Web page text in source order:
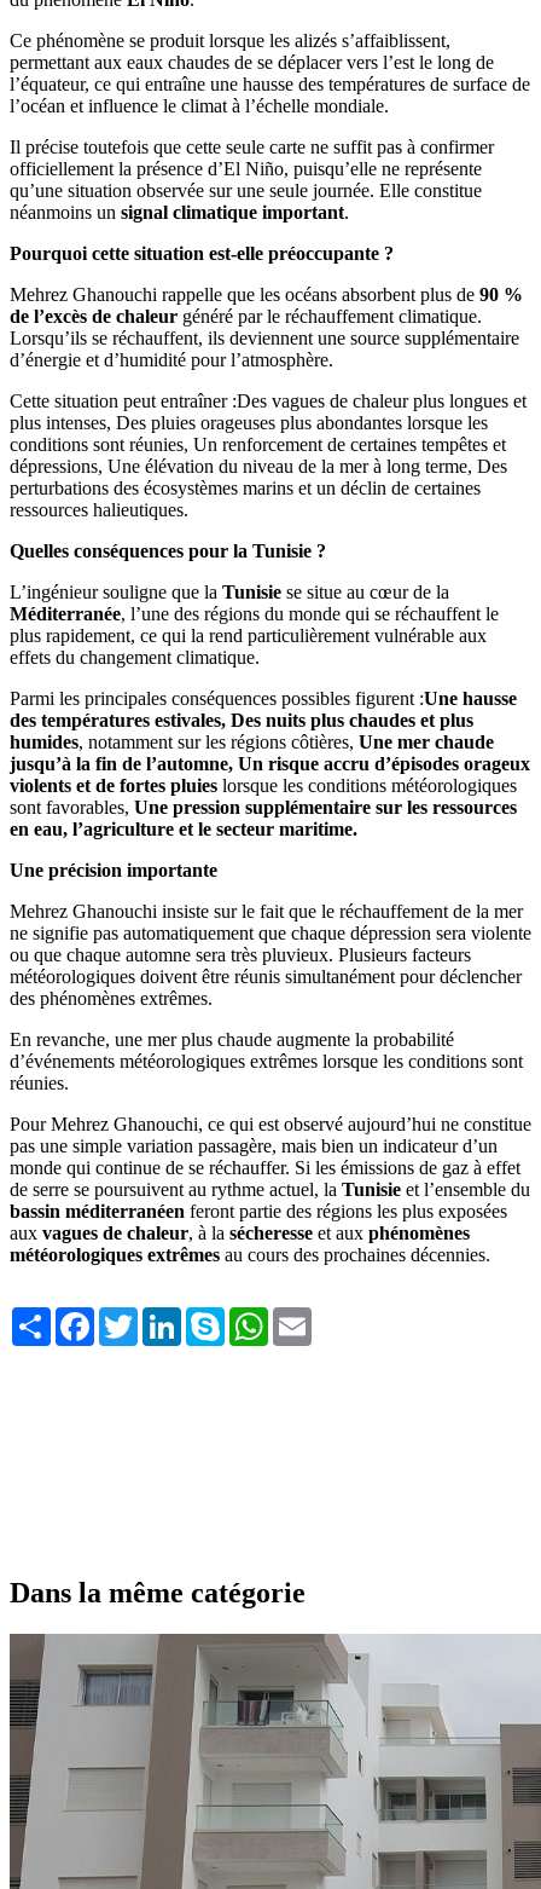
Ce phénomène se produit lorsque les alizés s’affaiblissent,
permettant aux eaux chaudes de se déplacer vers l’est le long de
l’équateur, ce qui entraîne une hausse des températures de surface de
l’océan et influence le climat à l’échelle mondiale.
Il précise toutefois que cette seule carte ne suffit pas à confirmer
officiellement la présence d’El Niño, puisqu’elle ne représente
qu’une situation observée sur une seule journée. Elle constitue
néanmoins un signal climatique important.
Pourquoi cette situation est-elle préoccupante ?
Mehrez Ghanouchi rappelle que les océans absorbent plus de 90 %
de l’excès de chaleur généré par le réchauffement climatique.
Lorsqu’ils se réchauffent, ils deviennent une source supplémentaire
d’énergie et d’humidité pour l’atmosphère.
Cette situation peut entraîner :Des vagues de chaleur plus longues et
plus intenses, Des pluies orageuses plus abondantes lorsque les
conditions sont réunies, Un renforcement de certaines tempêtes et
dépressions, Une élévation du niveau de la mer à long terme, Des
perturbations des écosystèmes marins et un déclin de certaines
ressources halieutiques.
Quelles conséquences pour la Tunisie ?
L’ingénieur souligne que la Tunisie se situe au cœur de la
Méditerranée, l’une des régions du monde qui se réchauffent le
plus rapidement, ce qui la rend particulièrement vulnérable aux
effets du changement climatique.
Parmi les principales conséquences possibles figurent :Une hausse
des températures estivales, Des nuits plus chaudes et plus
humides, notamment sur les régions côtières, Une mer chaude
jusqu’à la fin de l’automne, Un risque accru d’épisodes orageux
violents et de fortes pluies lorsque les conditions météorologiques
sont favorables, Une pression supplémentaire sur les ressources
en eau, l’agriculture et le secteur maritime.
Une précision importante
Mehrez Ghanouchi insiste sur le fait que le réchauffement de la mer
ne signifie pas automatiquement que chaque dépression sera violente
ou que chaque automne sera très pluvieux. Plusieurs facteurs
météorologiques doivent être réunis simultanément pour déclencher
des phénomènes extrêmes.
En revanche, une mer plus chaude augmente la probabilité
d’événements météorologiques extrêmes lorsque les conditions sont
réunies.
Pour Mehrez Ghanouchi, ce qui est observé aujourd’hui ne constitue
pas une simple variation passagère, mais bien un indicateur d’un
monde qui continue de se réchauffer. Si les émissions de gaz à effet
de serre se poursuivent au rythme actuel, la Tunisie et l’ensemble du
bassin méditerranéen feront partie des régions les plus exposées
aux vagues de chaleur, à la sécheresse et aux phénomènes
météorologiques extrêmes au cours des prochaines décennies.
Share FacebookTwitterLinkedInSkype WhatsApp
Dans la même catégorie